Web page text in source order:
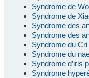
Syndrome de
Syndrome de
Syndrome des
Syndrome des
Syndrome du
Syndrome du
Syndrome d’iris
Syndrome